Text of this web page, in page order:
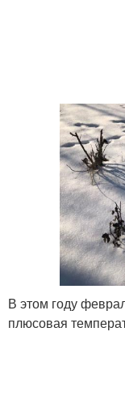
В этом году
плюсовая